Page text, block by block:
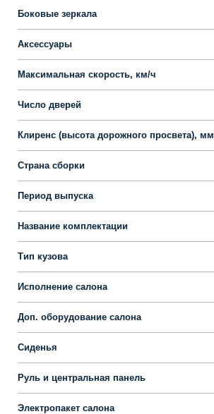
Боковые зеркала
Аксессуары
Максимальная скорость, км/ч
Число дверей
Клиренс (высота дорожного просвета), мм
Страна сборки
Период выпуска
Название комплектации
Тип кузова
Исполнение салона
Доп. оборудование салона
Сиденья
Руль и центральная панель
Электропакет салона